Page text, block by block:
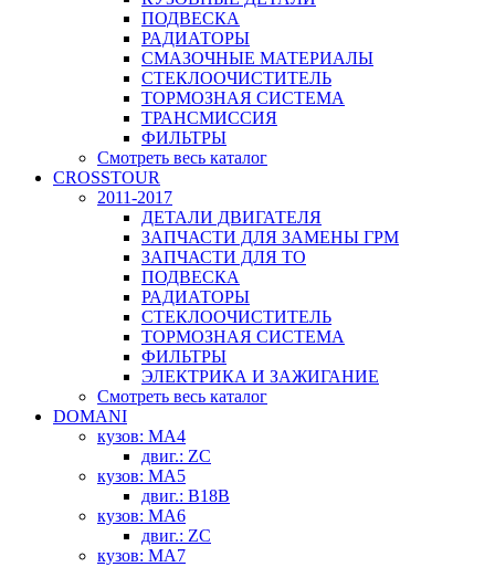
ПОДВЕСКА
РАДИАТОРЫ
СМАЗОЧНЫЕ МАТЕРИАЛЫ
СТЕКЛООЧИСТИТЕЛЬ
ТОРМОЗНАЯ СИСТЕМА
ТРАНСМИССИЯ
ФИЛЬТРЫ
Смотреть весь каталог
CROSSTOUR
2011-2017
ДЕТАЛИ ДВИГАТЕЛЯ
ЗАПЧАСТИ ДЛЯ ЗАМЕНЫ ГРМ
ЗАПЧАСТИ ДЛЯ ТО
ПОДВЕСКА
РАДИАТОРЫ
СТЕКЛООЧИСТИТЕЛЬ
ТОРМОЗНАЯ СИСТЕМА
ФИЛЬТРЫ
ЭЛЕКТРИКА И ЗАЖИГАНИЕ
Смотреть весь каталог
DOMANI
кузов: MA4
двиг.: ZC
кузов: MA5
двиг.: B18B
кузов: MA6
двиг.: ZC
кузов: MA7